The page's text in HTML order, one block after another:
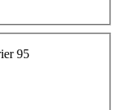
95